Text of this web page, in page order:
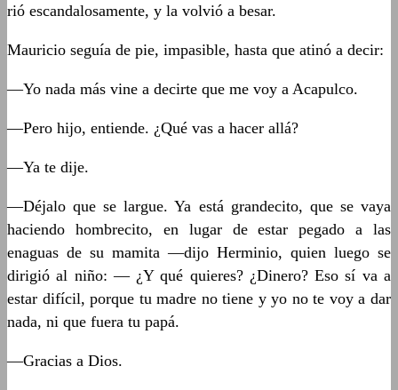
rió escandalosamente, y la volvió a besar.
Mauricio seguía de pie, impasible, hasta que atinó a decir:
—Yo nada más vine a decirte que me voy a Acapulco.
—Pero hijo, entiende. ¿Qué vas a hacer allá?
—Ya te dije.
—Déjalo que se largue. Ya está grandecito, que se vaya
haciendo hombrecito, en lugar de estar pegado a las
enaguas de su mamita —dijo Herminio, quien luego se
dirigió al niño: — ¿Y qué quieres? ¿Dinero? Eso sí va a
estar difícil, porque tu madre no tiene y yo no te voy a dar
nada, ni que fuera tu papá.
—Gracias a Dios.